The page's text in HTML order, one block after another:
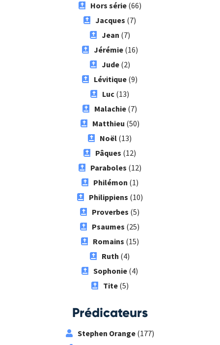
Hors série(66)
Jacques (7)
Jean (7)
Jérémie(16)
Jude(2)
Lévitique (9)
Luc (13)
Malachie (7)
Matthieu (50)
Noël (13)
Pâques (12)
Paraboles (12)
Philémon (1)
Philippiens (10)
Proverbes (5)
Psaumes (25)
Romains (15)
Ruth (4)
Sophonie (4)
Tite(5)
Prédicateurs
Stephen Orange(177)